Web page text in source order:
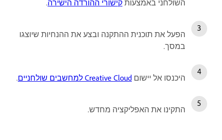
השולחני באמצעות קישורי ההורדה הישירה.
הפעל את תוכנית ההתקנה ובצע את ההנחיות שיוצגו
במסך.
היכנסו אל יישום Creative Cloud למחשבים שולחניים .
התקינו את האפליקציה מחדש.